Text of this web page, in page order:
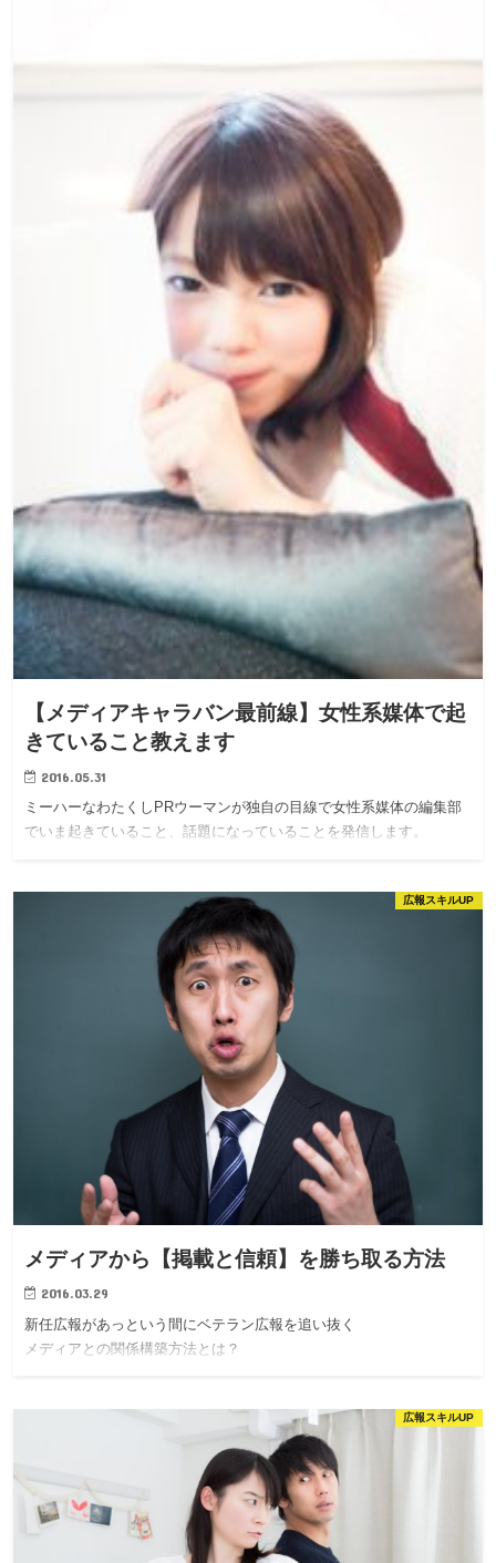
【メディアキャラバン最前線】女性系媒体で起
きていること教えます
2016.05.31
ミーハーなわたくしPRウーマンが独自の目線で女性系媒体の編集部
でいま起きていること、話題になっていることを発信します。
広報スキルUP
メディアから【掲載と信頼】を勝ち取る方法
2016.03.29
新任広報があっという間にベテラン広報を追い抜く
メディアとの関係構築方法とは？
広報スキルUP